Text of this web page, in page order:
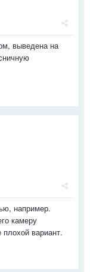
выведена на
например.
камеру
вариант.